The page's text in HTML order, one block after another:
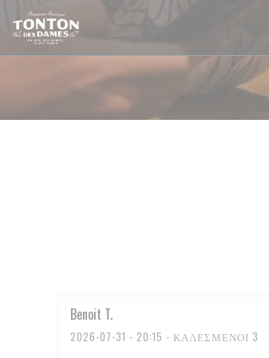
Πίνακας διαχείρισης "Μπισκότων" (Cookies)
Benoit T
2026-07-31 - 20:15 - ΚΑΛΕΣΜΈΝΟΙ 3